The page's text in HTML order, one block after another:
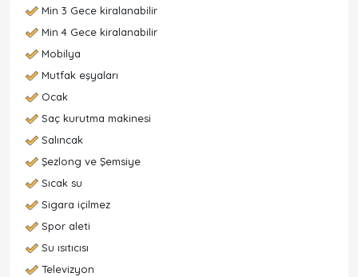
Min 3 Gece kiralanabilir
Min 4 Gece kiralanabilir
Mobilya
Mutfak eşyaları
Ocak
Saç kurutma makinesi
Salıncak
Şezlong ve Şemsiye
Sıcak su
Sigara içilmez
Spor aleti
Su ısıtıcısı
Televizyon